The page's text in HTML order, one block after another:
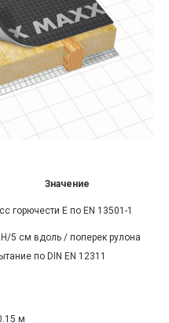
Значение
горючести Е по EN 13501-1
5 см вдоль / поперек рулона
по DIN EN 12311
м